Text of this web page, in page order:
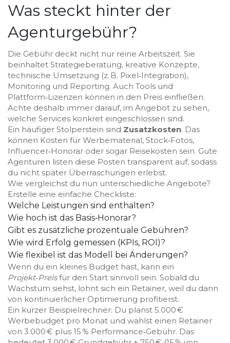
Was steckt hinter der
Agenturgebühr?
Die Gebühr deckt nicht nur reine Arbeitszeit. Sie
beinhaltet Strategieberatung, kreative Konzepte,
technische Umsetzung (z. B. Pixel‑Integration),
Monitoring und Reporting. Auch Tools und
Plattform‑Lizenzen können in den Preis einfließen.
Achte deshalb immer darauf, im Angebot zu sehen,
welche Services konkret eingeschlossen sind.
Ein häufiger Stolperstein sind Zusatzkosten. Das
können Kosten für Werbematerial, Stock‑Fotos,
Influencer‑Honorar oder sogar Reisekosten sein. Gute
Agenturen listen diese Posten transparent auf, sodass
du nicht später Überraschungen erlebst.
Wie vergleichst du nun unterschiedliche Angebote?
Erstelle eine einfache Checkliste:
Welche Leistungen sind enthalten?
Wie hoch ist das Basis‑Honorar?
Gibt es zusätzliche prozentuale Gebühren?
Wie wird Erfolg gemessen (KPIs, ROI)?
Wie flexibel ist das Modell bei Änderungen?
Wenn du ein kleines Budget hast, kann ein
Projekt‑Preisfür den Start sinnvoll sein. Sobald du
Wachstum siehst, lohnt sich ein Retainer, weil du dann
von kontinuierlicher Optimierung profitierst.
Ein kurzer Beispielrechner: Du planst 5.000 €
Werbebudget pro Monat und wählst einen Retainer
von 3.000 € plus 15 % Performance‑Gebühr. Das